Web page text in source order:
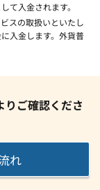
て入金されます。
スの取扱いといたし
入金します。外貨普
りご確認くださ
れ